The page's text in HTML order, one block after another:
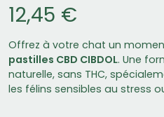
12,45 €
Offrez à votre chat un
pastilles CBD CIBDOL. Une
naturelle, sans THC,
les félins sensibles au stress